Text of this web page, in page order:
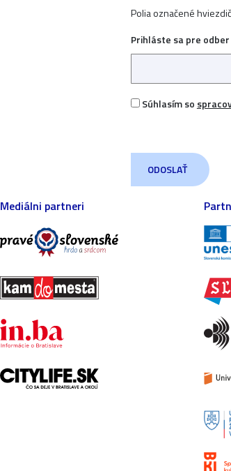
Polia označené
Prihláste sa pre
Súhlasím so
Mediálni partneri